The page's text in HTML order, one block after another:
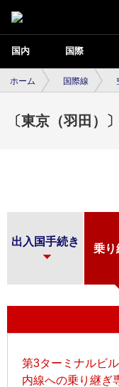
国内 国際
ホーム 国際線
〔東京（羽田）
出入国手続き
乗り
第3ターミナルビ
内線への乗り継ぎ